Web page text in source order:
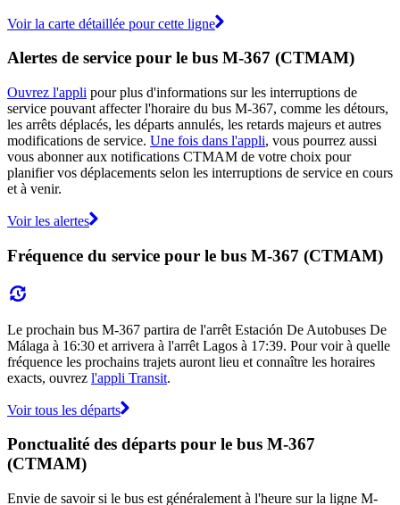
Voir la carte détaillée pour cette ligne
Alertes de service pour le bus M-367 (CTMAM)
Ouvrez l'appli pour plus d'informations sur les interruptions de
service pouvant affecter l'horaire du bus M-367, comme les détours,
les arrêts déplacés, les départs annulés, les retards majeurs et autres
modifications de service. Une fois dans l'appli, vous pourrez aussi
vous abonner aux notifications CTMAM de votre choix pour
planifier vos déplacements selon les interruptions de service en cours
et à venir.
Voir les alertes
Fréquence du service pour le bus M-367 (CTMAM)
Le prochain bus M-367 partira de l'arrêt Estación De Autobuses De
Málaga à 16:30 et arrivera à l'arrêt Lagos à 17:39. Pour voir à quelle
fréquence les prochains trajets auront lieu et connaître les horaires
exacts, ouvrez l'appli Transit.
Voir tous les départs
Ponctualité des départs pour le bus M-367
(CTMAM)
Envie de savoir si le bus est généralement à l'heure sur la ligne M-